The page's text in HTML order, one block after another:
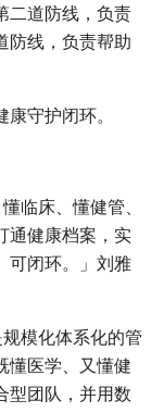
二道防线，负责
防线，负责帮助
守护闭环。
临床、懂健管、
通健康档案，实
可闭环。」刘雅
模化体系化的管
懂医学、又懂健
型团队，并用数